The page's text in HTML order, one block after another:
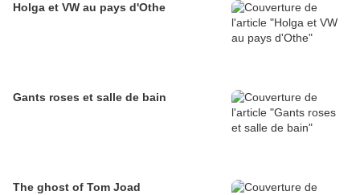
Holga et VW au pays d'Othe
Gants roses et salle de bain
The ghost of Tom Joad